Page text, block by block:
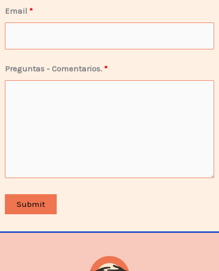
Email *
Preguntas - Comentarios. *